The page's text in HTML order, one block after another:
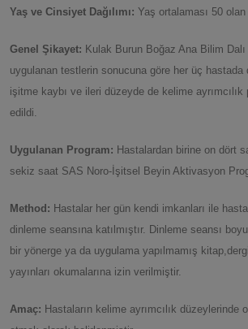
Yaş ve Cinsiyet Dağılımı: Yaş ortalaması 50
Genel Şikayet: Kulak Burun Boğaz Ana Bilim
uygulanan testlerin sonucuna göre her üç hastada
işitme kaybı ve ileri düzeyde de kelime
edildi.
Uygulanan Program: Hastalardan birine on dört
sekiz saat SAS Noro-İşitsel Beyin Aktivasyon
Method: Hastalar her gün kendi imkanları ile
dinleme seansına katılmıştır. Dinleme seansı
bir yönerge ya da uygulama yapılmamış
yayınları okumalarına izin verilmiştir.
Amaç: Hastaların kelime ayrımcılık düzeylerinde